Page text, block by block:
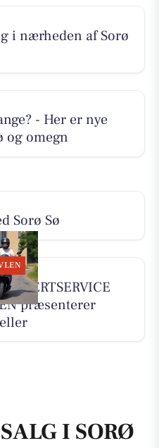
i nærheden af Sorø
- Her er nye
og omegn
Sorø Sø
præsenterer
I SORØ